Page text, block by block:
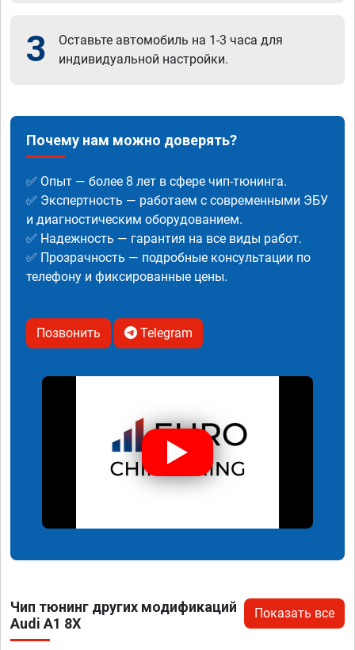
3
Оставьте автомобиль на 1-3 часа для
индивидуальной настройки.
Почему нам можно доверять?
✅ Опыт — более 8 лет в сфере чип-тюнинга.
✅ Экспертность — работаем с современными ЭБУ
и диагностическим оборудованием.
✅ Надежность — гарантия на все виды работ.
✅ Прозрачность — подробные консультации по
телефону и фиксированные цены.
Позвонить Telegram
Чип тюнинг других модификаций
Audi A1 8X
Показать все